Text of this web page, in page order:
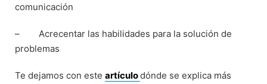
comunicación
– Acrecentar las habilidades para la solución de
problemas
Te dejamos con este artículodónde se explica más